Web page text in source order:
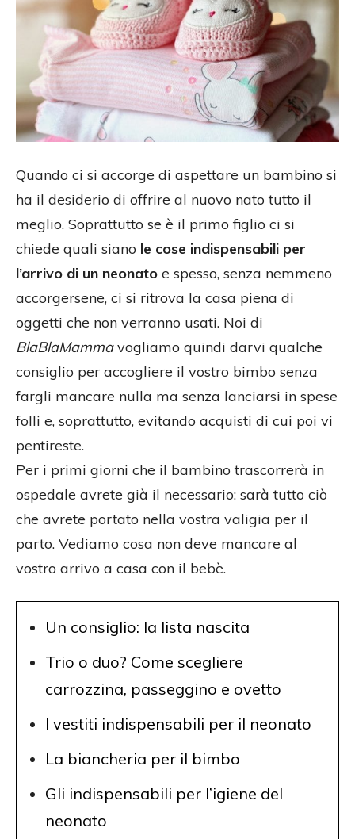
Quando ci si accorge di aspettare un bambino si
ha il desiderio di offrire al nuovo nato tutto il
meglio. Soprattutto se è il primo figlio ci si
chiede quali siano le cose indispensabili per
l’arrivo di un neonato e spesso, senza nemmeno
accorgersene, ci si ritrova la casa piena di
oggetti che non verranno usati. Noi di
BlaBlaMammavogliamo quindi darvi qualche
consiglio per accogliere il vostro bimbo senza
fargli mancare nulla ma senza lanciarsi in spese
folli e, soprattutto, evitando acquisti di cui poi vi
pentireste.
Per i primi giorni che il bambino trascorrerà in
ospedale avrete già il necessario: sarà tutto ciò
che avrete portato nella vostra valigia per il
parto. Vediamo cosa non deve mancare al
vostro arrivo a casa con il bebè.
Un consiglio: la lista nascita
Trio o duo? Come scegliere
carrozzina, passeggino e ovetto
I vestiti indispensabili per il neonato
La biancheria per il bimbo
Gli indispensabili per l’igiene del
neonato